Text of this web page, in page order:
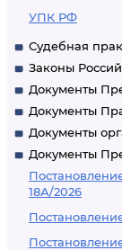
УПК РФ
Судебная
Законы
Документы
Документы
Документы
Документы
18А/2026